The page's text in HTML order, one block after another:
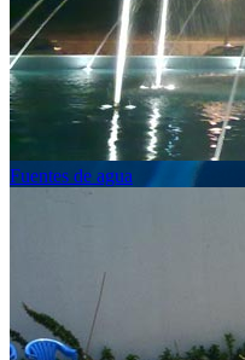
Fuentes de agua